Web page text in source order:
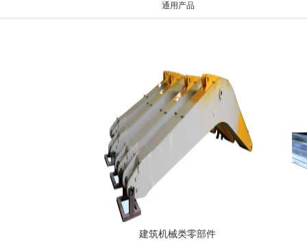
通用产品
建筑机械类零部件